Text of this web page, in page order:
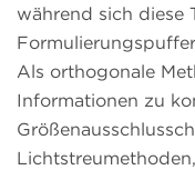
während sich diese
Als orthogonale
Informationen zu